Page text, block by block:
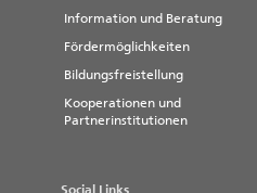
Information und Beratung
Fördermöglichkeiten
Bildungsfreistellung
Kooperationen und
Partnerinstitutionen